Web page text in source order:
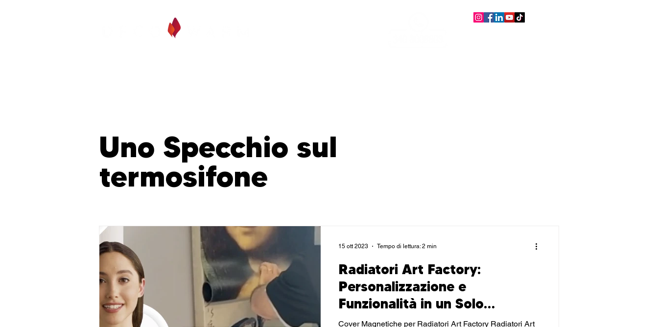
Uno Specchio sul
termosifone
Radiatori Art Factory:
Personalizzazione e
Funzionalità in un Solo
Prodotto: Le Cover
Cover Magnetiche per Radiatori Art Factory Radiatori Art
15 ott 2023 Tempo di lettura: 2 min